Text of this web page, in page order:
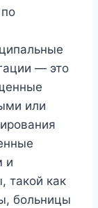
— это
или
и
такой как
больницы